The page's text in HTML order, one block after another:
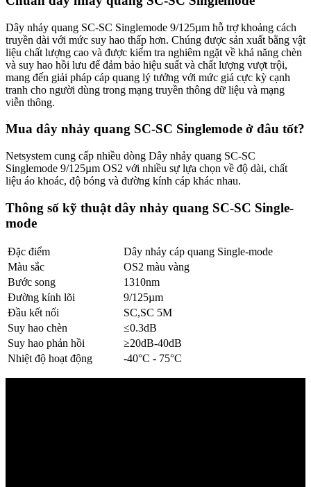
Dây nhảy quang SC-SC Singlemode 9/125µm hỗ trợ khoảng cách
truyền dài với mức suy hao thấp hơn. Chúng được sản xuất bằng vật
liệu chất lượng cao và được kiểm tra nghiêm ngặt về khả năng chèn
và suy hao hồi lưu để đảm bảo hiệu suất và chất lượng vượt trội,
mang đến giải pháp cáp quang lý tưởng với mức giá cực kỳ cạnh
tranh cho người dùng trong mạng truyền thông dữ liệu và mạng
viễn thông.
Mua dây nhảy quang SC-SC Singlemode ở đâu tốt?
Netsystem cung cấp nhiều dòng Dây nhảy quang SC-SC
Singlemode 9/125µm OS2 với nhiều sự lựa chọn về độ dài, chất
liệu áo khoác, độ bóng và đường kính cáp khác nhau.
Thông số kỹ thuật dây nhảy quang SC-SC Single-
mode
Đặc điểm
Dây nhảy cáp quang Single-mode
Màu sắc
OS2 màu vàng
Bước song
1310nm
Đường kính lõi
9/125µm
Đầu kết nối
SC,SC 5M
Suy hao chèn
≤0.3dB
Suy hao phản hồi
≥20dB-40dB
Nhiệt độ hoạt động
-40°C - 75°C